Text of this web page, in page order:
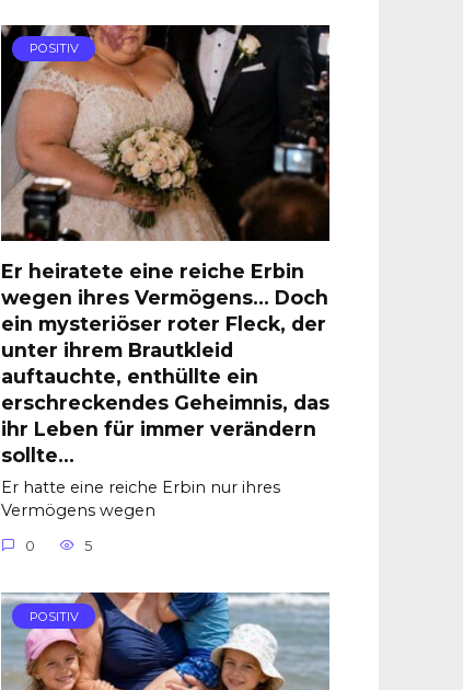
POSITIV
Er heiratete eine reiche Erbin
wegen ihres Vermögens… Doch
ein mysteriöser roter Fleck, der
unter ihrem Brautkleid
auftauchte, enthüllte ein
erschreckendes Geheimnis, das
ihr Leben für immer verändern
sollte…
Er hatte eine reiche Erbin nur ihres
Vermögens wegen
0 5
POSITIV